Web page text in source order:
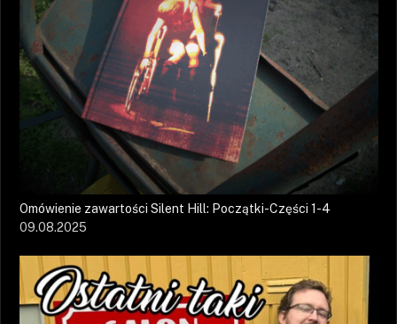
Omówienie zawartości Silent Hill: Początki-Części 1-4
09.08.2025